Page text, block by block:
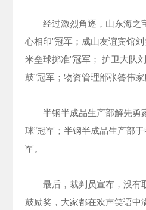
经过激烈角逐，山东海之
心相印”冠军；成山友谊宾馆
米垒球掷准”冠军； 护卫大队
鼓”冠军；物资管理部张答伟家
半钢半成品生产部解先勇
球”冠军；半钢半成品生产部
军。
最后，裁判员宣布，没有
鼓励奖，大家都在欢声笑语中